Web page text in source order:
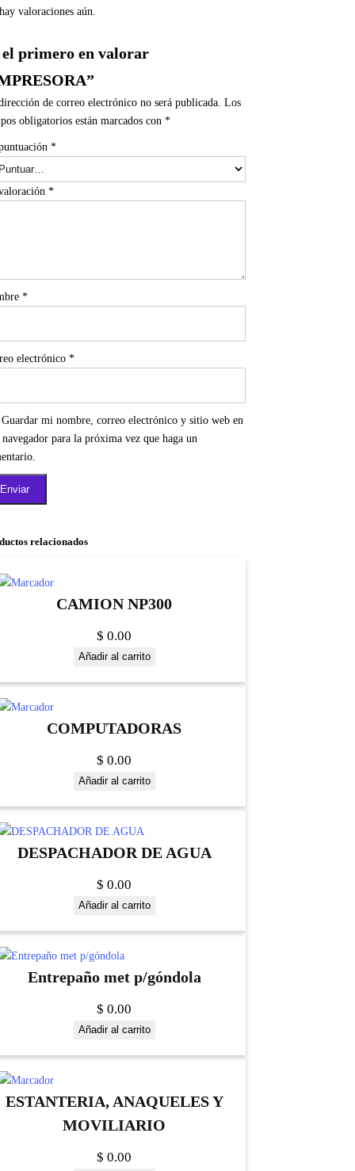
valoraciones aún.
el primero en valorar
de correo electrónico no será publicada. Los
obligatorios están marcados con *
*
*
*
electrónico *
Guardar mi nombre, correo electrónico y sitio web en
navegador para la próxima vez que haga un
relacionados
CAMION NP300
$ 0.00
Añadir al carrito
COMPUTADORAS
$ 0.00
Añadir al carrito
DESPACHADOR DE AGUA
$ 0.00
Añadir al carrito
Entrepaño met p/góndola
$ 0.00
Añadir al carrito
ESTANTERIA, ANAQUELES Y
MOVILIARIO
$ 0.00